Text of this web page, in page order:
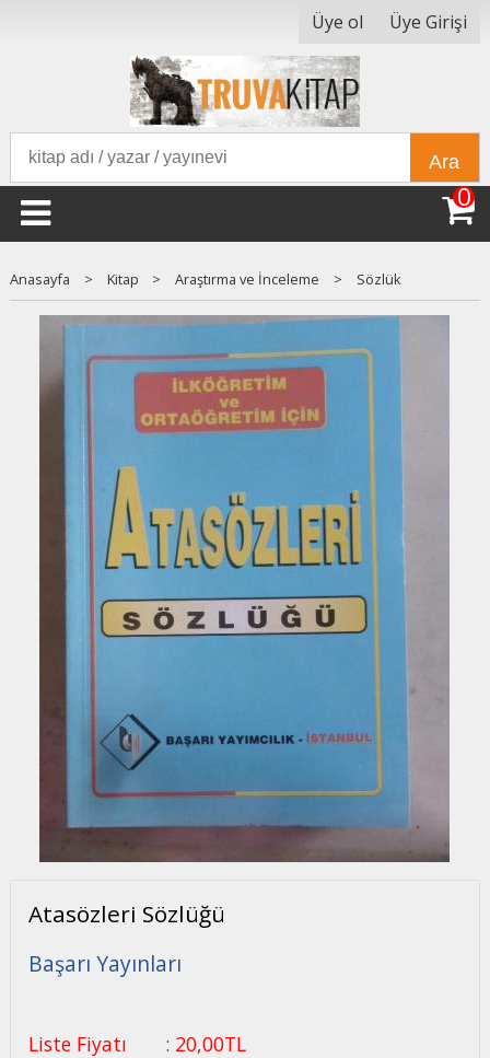
Üye ol Üye Girişi
Ara
0
Anasayfa > Kitap > Araştırma ve İnceleme > Sözlük
Atasözleri Sözlüğü
Başarı Yayınları
Liste Fiyatı : 20,00TL